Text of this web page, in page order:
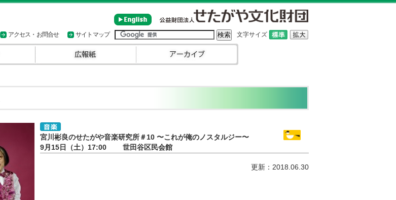
文字サイズ
アクセス・お問合せ サイトマップ
宮川彬良のせたがや音楽研究所＃10 〜これが俺のノスタルジー〜
9月15日（土）17:00 世田谷区民会館
更新：2018.06.30